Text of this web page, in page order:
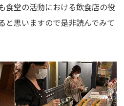
食堂の活動における飲食店の役
と思いますので是非読んでみて